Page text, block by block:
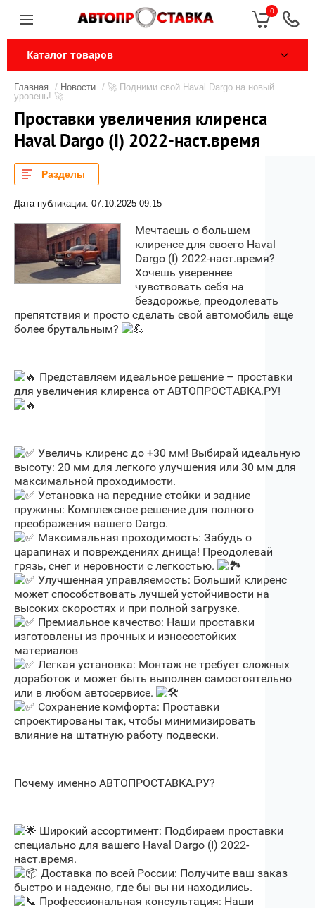
0
Каталог товаров
Главная / Новости / 🚀 Подними свой Haval Dargo на новый
уровень! 🚀
Проставки увеличения клиренса
Haval Dargo (I) 2022-наст.время
Разделы
Дата публикации: 07.10.2025 09:15
Мечтаешь о большем
клиренсе для своего Haval
Dargo (I) 2022-наст.время?
Хочешь увереннее
чувствовать себя на
бездорожье, преодолевать
препятствия и просто сделать свой автомобиль еще
более брутальным?
Представляем идеальное решение – проставки
для увеличения клиренса от АВТОПРОСТАВКА.РУ!
Увеличь клиренс до +30 мм! Выбирай идеальную
высоту: 20 мм для легкого улучшения или 30 мм для
максимальной проходимости.
Установка на передние стойки и задние
пружины: Комплексное решение для полного
преображения вашего Dargo.
Максимальная проходимость: Забудь о
царапинах и повреждениях днища! Преодолевай
грязь, снег и неровности с легкостью.
Улучшенная управляемость: Больший клиренс
может способствовать лучшей устойчивости на
высоких скоростях и при полной загрузке.
Премиальное качество: Наши проставки
изготовлены из прочных и износостойких
материалов
Легкая установка: Монтаж не требует сложных
доработок и может быть выполнен самостоятельно
или в любом автосервисе.
Сохранение комфорта: Проставки
спроектированы так, чтобы минимизировать
влияние на штатную работу подвески.
Почему именно АВТОПРОСТАВКА.РУ?
Широкий ассортимент: Подбираем проставки
специально для вашего Haval Dargo (I) 2022-
наст.время.
Доставка по всей России: Получите ваш заказ
быстро и надежно, где бы вы ни находились.
Профессиональная консультация: Наши